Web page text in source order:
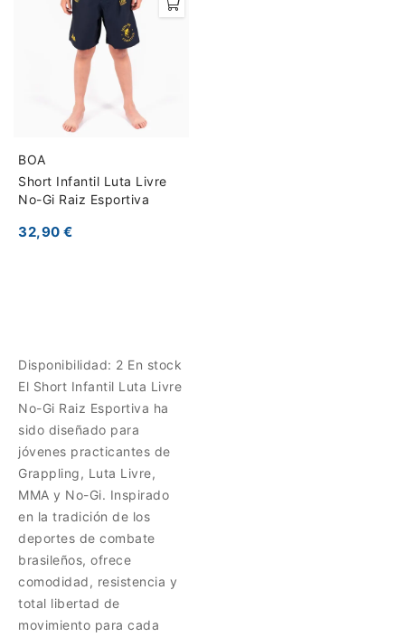
BOA
Short Infantil Luta Livre
No-Gi Raiz Esportiva
32,90 €
Disponibilidad: 2 En stock
El Short Infantil Luta Livre
No-Gi Raiz Esportiva ha
sido diseñado para
jóvenes practicantes de
Grappling, Luta Livre,
MMA y No-Gi. Inspirado
en la tradición de los
deportes de combate
brasileños, ofrece
comodidad, resistencia y
total libertad de
movimiento para cada